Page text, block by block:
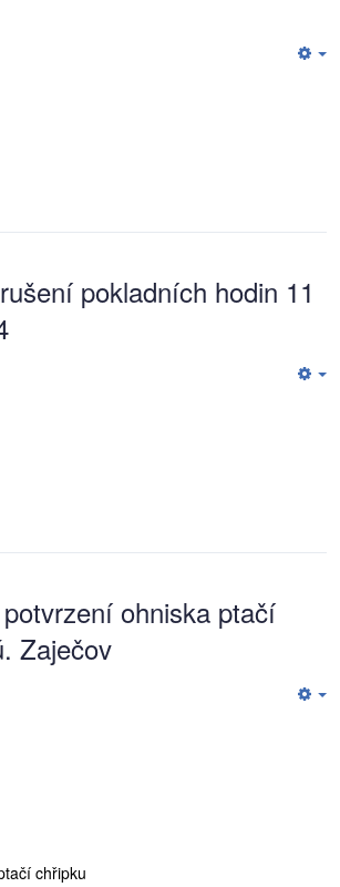
pokladních hodin 11
ohniska ptačí
Zaječov
chřipku